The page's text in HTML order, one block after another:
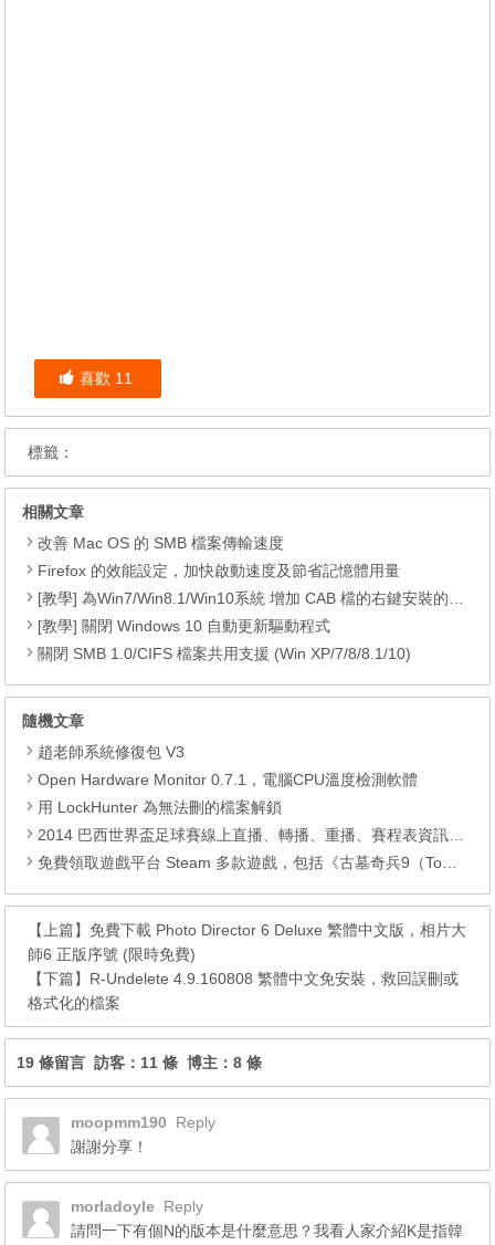
喜歡 11
標籤：
相關文章
改善 Mac OS 的 SMB 檔案傳輸速度
Firefox 的效能設定，加快啟動速度及節省記憶體用量
[教學] 為Win7/Win8.1/Win10系統 增加 CAB 檔的右鍵安裝的功能
[教學] 關閉 Windows 10 自動更新驅動程式
關閉 SMB 1.0/CIFS 檔案共用支援 (Win XP/7/8/8.1/10)
隨機文章
趙老師系統修復包 V3
Open Hardware Monitor 0.7.1，電腦CPU溫度檢測軟體
用 LockHunter 為無法刪的檔案解鎖
2014 巴西世界盃足球賽線上直播、轉播、重播、賽程表資訊，更新 @ Jul 13, 2014
免費領取遊戲平台 Steam 多款遊戲，包括《古墓奇兵9（Tomb Raider）》、《古墓奇兵：歐西里斯神殿 LARA CROFT AND THE TEMPLE OF OSIRIS™》、《Deiland》、《Headsnatchers》、《Drawful 2》和《GOAT OF DUTY》。
【上篇】免費下載 Photo Director 6 Deluxe 繁體中文版，相片大
師6 正版序號 (限時免費)
【下篇】 R-Undelete 4.9.160808 繁體中文免安裝，救回誤刪或
格式化的檔案
19 條留言 訪客：11 條 博主：8 條
moopmm190
Reply
謝謝分享！
morladoyle Reply
請問一下有個N的版本是什麼意思？我看人家介紹K是指韓